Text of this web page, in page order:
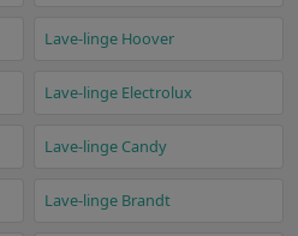
Lave-linge Hoover
Lave-linge Electrolux
Lave-linge Candy
Lave-linge Brandt